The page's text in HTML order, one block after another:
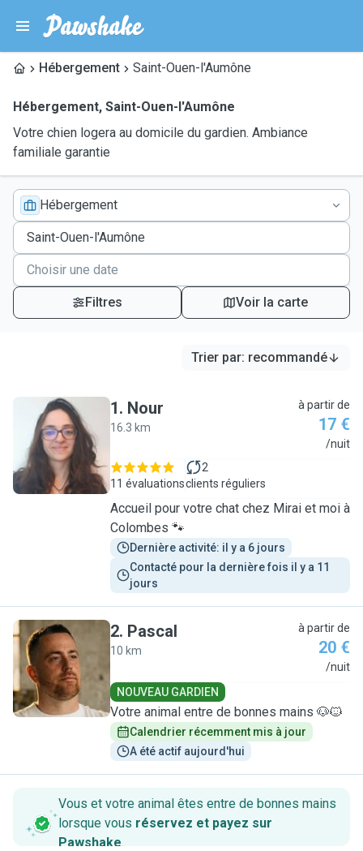
Hébergement Saint-Ouen-l'Aumône
Hébergement, Saint-Ouen-l'Aumône
Votre chien logera au domicile du gardien. Ambiance
familiale garantie
Hébergement
Filtres Voir la carte
Trier par: recommandé
N
1. Nour
16.3 km
à partir de
17 €
/nuit
11 évaluations
2
clients réguliers
Accueil pour votre chat chez Mirai et moi à
Colombes 🐾
Dernière activité: il y a 6 jours
Contacté pour la dernière fois il y a 11
jours
P
2. Pascal
10 km
à partir de
20 €
/nuit
NOUVEAU GARDIEN
Votre animal entre de bonnes mains 🐶🐱
Calendrier récemment mis à jour
A été actif aujourd'hui
Vous et votre animal êtes entre de bonnes mains
lorsque vous réservez et payez sur
Pawshake.